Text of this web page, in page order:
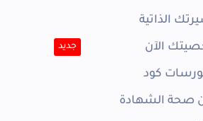
الذاتية
الآن جديد
كود
صحة الشهادة